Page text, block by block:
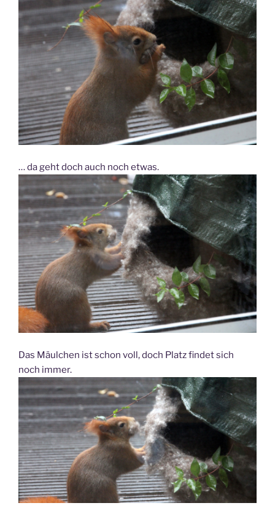
… da geht doch auch noch etwas.
Das Mäulchen ist schon voll, doch Platz findet sich
noch immer.